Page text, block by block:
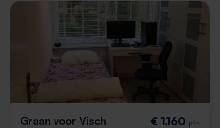
Graan voor Visch € 1.160 p/m